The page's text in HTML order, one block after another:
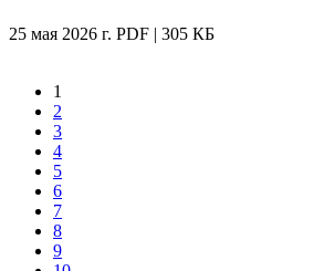
25 мая 2026 г. PDF | 305 КБ
1
2
3
4
5
6
7
8
9